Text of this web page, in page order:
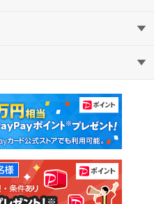
中古マンション
中古一戸建て
土地
教えて！住まいの先生